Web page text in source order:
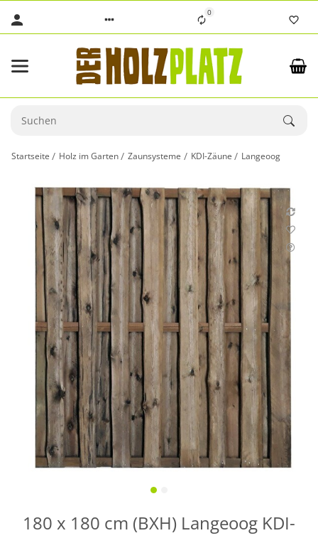
0
Startseite Holz im Garten Zaunsysteme KDI-Zäune Langeoog
180 x 180 cm (BXH) Langeoog KDI-